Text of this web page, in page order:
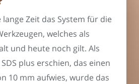
lange Zeit das System für die
welches als
und heute noch gilt. Als
plus erschien, das einen
10 mm aufwies, wurde das